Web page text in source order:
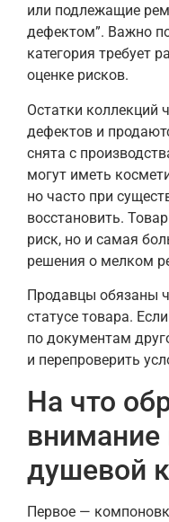
или подлежащие
дефектом”. Важно
категория требует
оценке рисков.
Остатки коллекций
дефектов и
снята с
могут иметь
но часто при
восстановить.
риск, но и самая
решения о мелком
Продавцы обязаны
статусе товара.
по документам
и перепроверить
На что
внимание
душевой
Первое —